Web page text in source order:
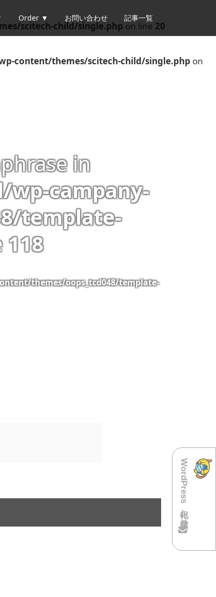
Order ▼ お問い合わせ 記事一覧
scitech-child/single.php on line 20
content/themes/scitech-child/single.php on
in
campany-
template-
118
themes/oops_tcd048/template-
WordPress化お見積り